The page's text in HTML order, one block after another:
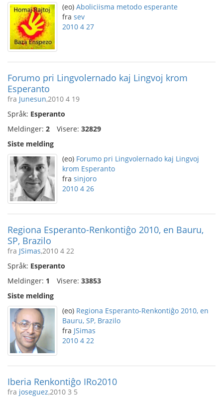
(eo) Aboliciisma metodo esperante
fra sev
2010 4 27
Forumo pri Lingvolernado kaj Lingvoj krom
Esperanto
fra Junesun,2010 4 19
Språk: Esperanto
Meldinger: 2 Visere: 32829
Siste melding
(eo) Forumo pri Lingvolernado kaj Lingvoj
krom Esperanto
fra sinjoro
2010 4 26
Regiona Esperanto-Renkontiĝo 2010, en Bauru,
SP, Brazilo
fra JSimas,2010 4 22
Språk: Esperanto
Meldinger: 1 Visere: 33853
Siste melding
(eo) Regiona Esperanto-Renkontiĝo 2010, en
Bauru, SP, Brazilo
fra JSimas
2010 4 22
Iberia Renkontiĝo IRo2010
fra joseguez,2010 3 5